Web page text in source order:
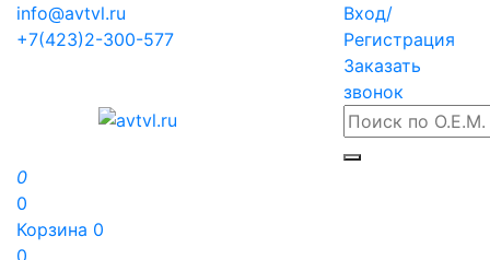
info@avtvl.ru
+7(423)2-300-577
Вход/
Регистрация
Заказать
звонок
0
0
Корзина 0
0